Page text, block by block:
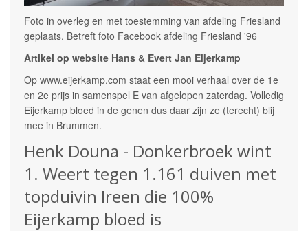
Foto in overleg en met toestemming van afdeling Friesland
geplaats. Betreft foto Facebook afdeling Friesland '96
Artikel op website Hans & Evert Jan Eijerkamp
Op www.eijerkamp.com staat een mooi verhaal over de 1e
en 2e prijs in samenspel E van afgelopen zaterdag. Volledig
Eijerkamp bloed in de genen dus daar zijn ze (terecht) blij
mee in Brummen.
Henk Douna - Donkerbroek wint
1. Weert tegen 1.161 duiven met
topduivin Ireen die 100%
Eijerkamp bloed is